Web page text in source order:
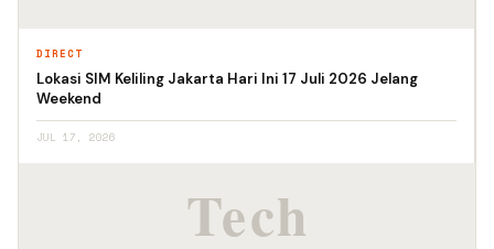
DIRECT
Lokasi SIM Keliling Jakarta Hari Ini 17 Juli 2026 Jelang
Weekend
JUL 17, 2026